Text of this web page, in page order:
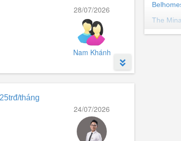
28/07/2026
Nam Khánh
Megamall, mặt trục đường chính
chỗ để xe thuận tiện. Liên hệ:
tháng
24/07/2026
The
Sentosa